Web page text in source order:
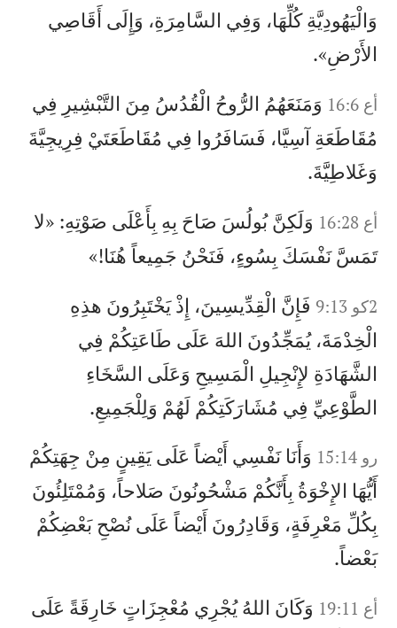
وَالْيَهُودِيَّةِ كُلِّهَا، وَفِي السَّامِرَةِ، وَإِلَى أَقَاصِي
الأَرْضِ».
أع 16:6
وَمَنَعَهُمُ الرُّوحُ الْقُدُسُ مِنَ التَّبْشِيرِ فِي
مُقَاطَعَةِ آسِيَّا، فَسَافَرُوا فِي مُقَاطَعَتَيْ فِرِيجِيَّةَ
وَغَلاطِيَّةَ.
أع 16:28
وَلَكِنَّ بُولُسَ صَاحَ بِهِ بِأَعْلَى صَوْتِهِ: «لا
تَمَسَّ نَفْسَكَ بِسُوءٍ، فَنَحْنُ جَمِيعاً هُنَا!»
2كو 9:13
فَإِنَّ الْقِدِّيسِينَ، إِذْ يَخْتَبِرُونَ هذِهِ
الْخِدْمَةَ، يُمَجِّدُونَ اللهَ عَلَى طَاعَتِكُمْ فِي
الشَّهَادَةِ لإِنْجِيلِ الْمَسِيحِ وَعَلَى السَّخَاءِ
الطَّوْعِيِّ فِي مُشَارَكَتِكُمْ لَهُمْ وَلِلْجَمِيعِ.
رو 15:14
وَأَنَا نَفْسِي أَيْضاً عَلَى يَقِينٍ مِنْ جِهَتِكُمْ
أَيُّهَا الإِخْوَةُ بِأَنَّكُمْ مَشْحُونُونَ صَلاحاً، وَمُمْتَلِئُونَ
بِكُلِّ مَعْرِفَةٍ، وَقَادِرُونَ أَيْضاً عَلَى نُصْحِ بَعْضِكُمْ
بَعْضاً.
أع 19:11
وَكَانَ اللهُ يُجْرِي مُعْجِزَاتٍ خَارِقَةً عَلَى